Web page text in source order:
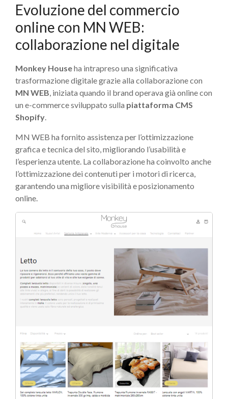
Evoluzione del commercio
online con MN WEB:
collaborazione nel digitale
Monkey Househa intrapreso una significativa
trasformazione digitale grazie alla collaborazione con
MN WEB , iniziata quando il brand operava già online con
un e-commerce sviluppato sulla piattaforma CMS
Shopify
MN WEB ha fornito assistenza per l’ottimizzazione
grafica e tecnica del sito, migliorando l’usabilità e
l’esperienza utente. La collaborazione ha coinvolto anche
l’ottimizzazione dei contenuti per i motori di ricerca,
garantendo una migliore visibilità e posizionamento
online.